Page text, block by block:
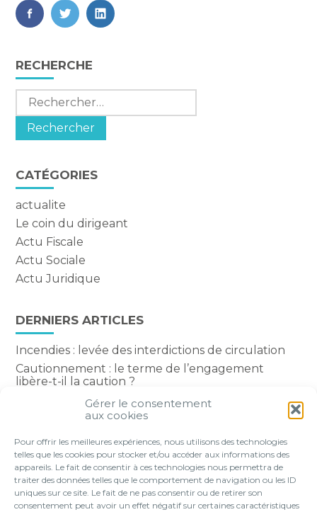
Gérer le consentement
aux cookies
Pour offrir les meilleures expériences, nous utilisons des technologies
telles que les cookies pour stocker et/ou accéder aux informations des
appareils. Le fait de consentir à ces technologies nous permettra de
traiter des données telles que le comportement de navigation ou les ID
uniques sur ce site. Le fait de ne pas consentir ou de retirer son
consentement peut avoir un effet négatif sur certaines caractéristiques
FaceBook
TwitterLinkedIn
Blog
sidebar
RECHERCHE
Rechercher :
CATÉGORIES
actualite
Le coin du dirigeant
Actu Fiscale
Actu Sociale
Actu Juridique
DERNIERS ARTICLES
Incendies : levée des interdictions de circulation
Cautionnement : le terme de l’engagement
libère-t-il la caution ?
Transport fluvial de marchandises : une aide
financière bienvenue
comptent-elles ?